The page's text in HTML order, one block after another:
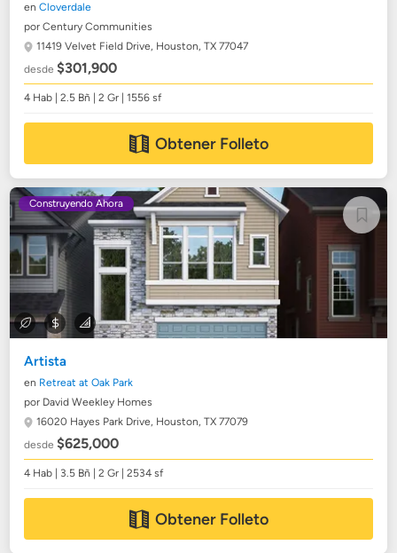
enCloverdale
por Century Communities
11419 Velvet Field Drive, Houston, TX 77047
desde$301,900
4 Hab | 2.5 Bñ | 2 Gr | 1556 sf
Obtener Folleto
Construyendo Ahora
Artista
en Retreat at Oak Park
por David Weekley Homes
16020 Hayes Park Drive, Houston, TX 77079
desde$625,000
4 Hab | 3.5 Bñ | 2 Gr | 2534 sf
Obtener Folleto